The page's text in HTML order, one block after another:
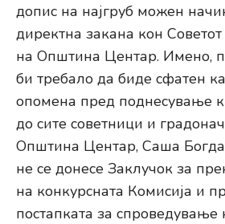
допис на најгруб можен
директна закана кон
на Општина Центар. Имено,
би требало да биде сфатен
опомена пред поднесување
до сите советници и
Општина Центар, Саша
не се донесе Заклучок за
на конкурсната Комисија и
постапката за спроведување